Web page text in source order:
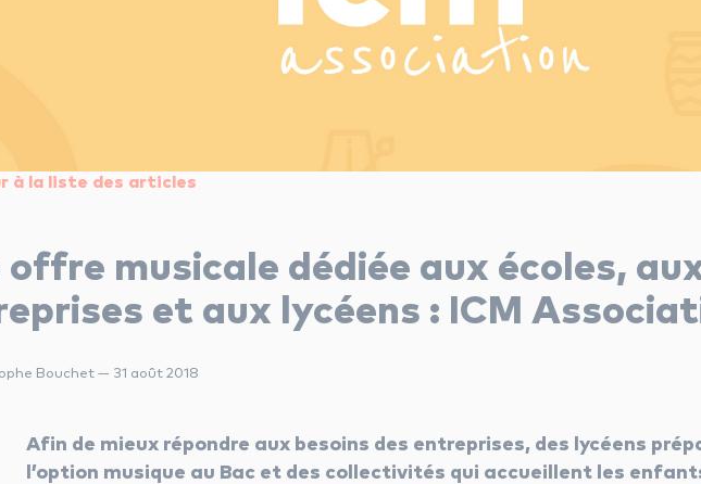
à la liste des articles
offre musicale dédiée aux écoles,
et aux lycéens : ICM
Bouchet — 31 août 2018
Afin de mieux répondre aux besoins des entreprises, des lycéens
l’option musique au Bac et des collectivités qui accueillent les